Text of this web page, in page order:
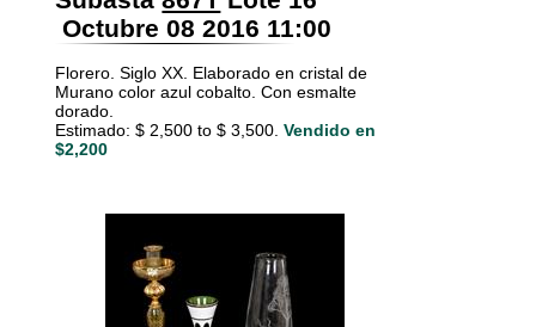
Octubre 08 2016 11:00
Florero. Siglo XX. Elaborado en cristal de
Murano color azul cobalto. Con esmalte
dorado.
Estimado: $ 2,500 to $ 3,500. Vendido en
$2,200